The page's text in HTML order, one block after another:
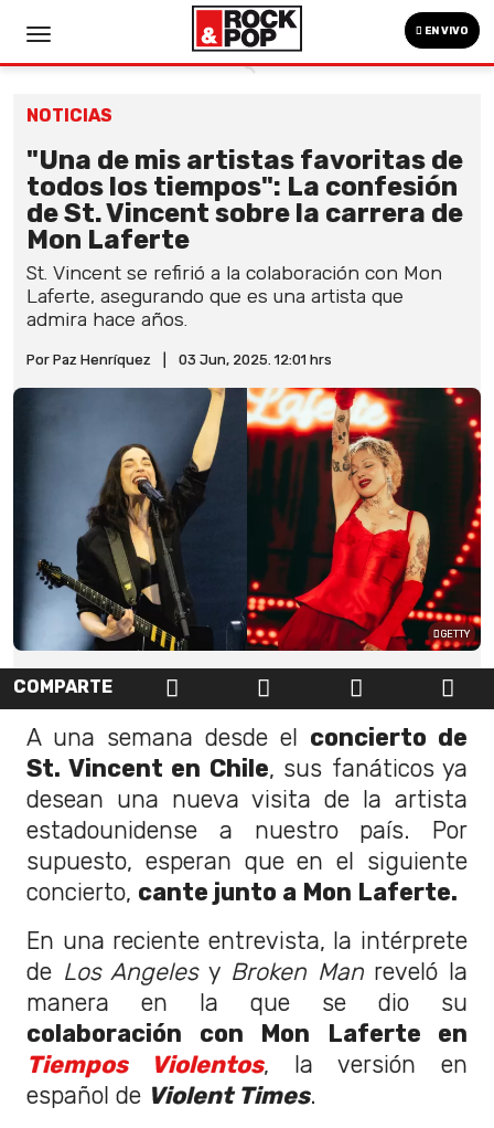
EN VIVO
NOTICIAS
"Una de mis artistas favoritas de
todos los tiempos": La confesión
de St. Vincent sobre la carrera de
Mon Laferte
St. Vincent se refirió a la colaboración con Mon
Laferte, asegurando que es una artista que
admira hace años.
Por Paz Henríquez 03 Jun, 2025. 12:01 hrs
GETTY
COMPARTE
A una semana desde el concierto de
St. Vincent en Chile, sus fanáticos ya
desean una nueva visita de la artista
estadounidense a nuestro país. Por
supuesto, esperan que en el siguiente
concierto, cante junto a Mon Laferte.
En una reciente entrevista, la intérprete
de Los Angelesy Broken Manreveló la
manera en la que se dio su
colaboración con Mon Laferte en
Tiempos Violentos, la versión en
español de Violent Times.